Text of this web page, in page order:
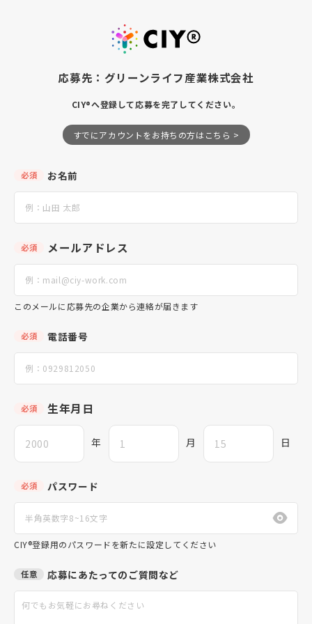
応募先：グリーンライフ産業株式会社
CIY®へ登録して応募を完了してください。
すでにアカウントをお持ちの方はこちら >
必須 お名前
必須 メールアドレス
このメールに応募先の企業から連絡が届きます
必須 電話番号
必須 生年月日
年 月 日
必須 パスワード
CIY®登録用のパスワードを新たに設定してください
任意 応募にあたってのご質問など